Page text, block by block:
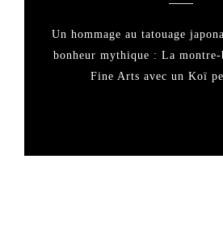
Un hommage au tatouage
bonheur mythique : La
Fine Arts avec un Koï